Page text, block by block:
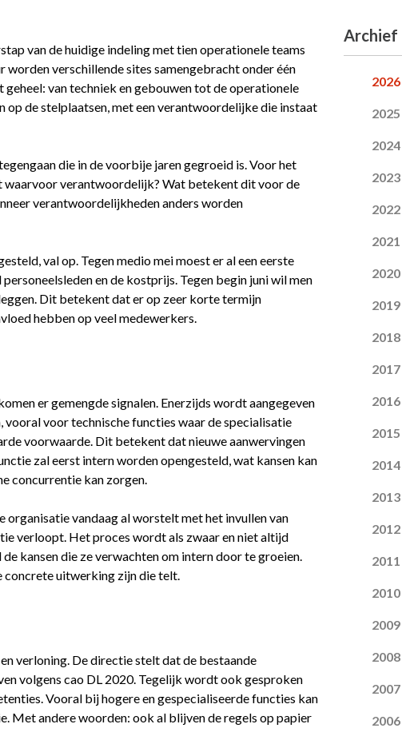
van de huidige indeling met tien operationele teams
worden verschillende sites samengebracht onder één
van techniek en gebouwen tot de operationele
de stelplaatsen, met een verantwoordelijke die instaat
die in de voorbije jaren gegroeid is. Voor het
verantwoordelijk? Wat betekent dit voor de
verantwoordelijkheden anders worden
val op. Tegen medio mei moest er al een eerste
en de kostprijs. Tegen begin juni wil men
Dit betekent dat er op zeer korte termijn
hebben op veel medewerkers.
er gemengde signalen. Enerzijds wordt aangegeven
voor technische functies waar de specialisatie
voorwaarde. Dit betekent dat nieuwe aanwervingen
zal eerst intern worden opengesteld, wat kansen kan
concurrentie kan zorgen.
vandaag al worstelt met het invullen van
verloopt. Het proces wordt als zwaar en niet altijd
kansen die ze verwachten om intern door te groeien.
concrete uitwerking zijn die telt.
verloning. De directie stelt dat de bestaande
volgens cao DL 2020. Tegelijk wordt ook gesproken
Vooral bij hogere en gespecialiseerde functies kan
Met andere woorden: ook al blijven de regels op papier
Archief
2026
2025
2024
2023
2022
2021
2020
2019
2018
2017
2016
2015
2014
2013
2012
2011
2010
2009
2008
2007
2006